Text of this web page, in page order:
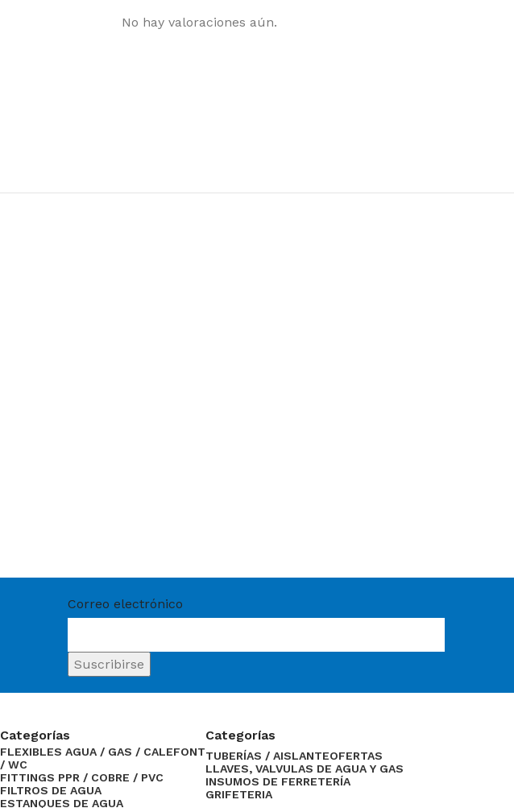
No hay valoraciones aún.
Correo electrónico
Categorías
FLEXIBLES AGUA / GAS / CALEFONT
/ WC
FITTINGS PPR / COBRE / PVC
FILTROS DE AGUA
ESTANQUES DE AGUA
Categorías
TUBERÍAS / AISLANTEOFERTAS
LLAVES, VALVULAS DE AGUA Y GAS
INSUMOS DE FERRETERÍA
GRIFETERIA